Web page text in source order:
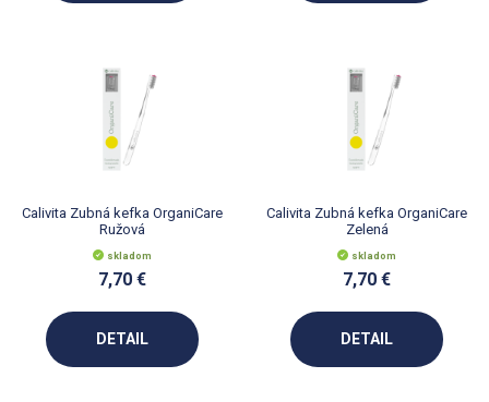
Calivita Zubná kefka OrganiCare
Ružová
skladom
7,70 €
DETAIL
Calivita Zubná kefka OrganiCare
Zelená
skladom
7,70 €
DETAIL